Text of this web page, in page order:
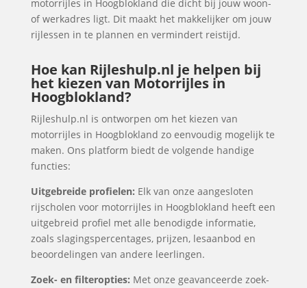
motorrijles in Hoogblokland die dicht bij jouw woon-
of werkadres ligt. Dit maakt het makkelijker om jouw
rijlessen in te plannen en vermindert reistijd.
Hoe kan Rijleshulp.nl je helpen bij
het kiezen van Motorrijles in
Hoogblokland?
Rijleshulp.nl is ontworpen om het kiezen van
motorrijles in Hoogblokland zo eenvoudig mogelijk te
maken. Ons platform biedt de volgende handige
functies:
Uitgebreide profielen: Elk van onze aangesloten
rijscholen voor motorrijles in Hoogblokland heeft een
uitgebreid profiel met alle benodigde informatie,
zoals slagingspercentages, prijzen, lesaanbod en
beoordelingen van andere leerlingen.
Zoek- en filteropties: Met onze geavanceerde zoek-